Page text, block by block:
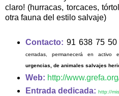
claro! (hurracas, torcaces,
otra fauna del estilo salvaje)
Contacto: 91 638 75 50
cerradas, permanecerá en
urgencias, de animales salvajes
Web: http://
Entrada dedicada: http://